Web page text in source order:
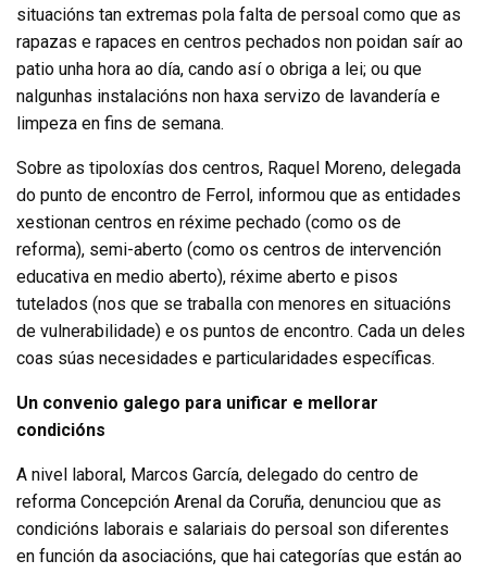
situacións tan extremas pola falta de persoal como que as
rapazas e rapaces en centros pechados non poidan saír ao
patio unha hora ao día, cando así o obriga a lei; ou que
nalgunhas instalacións non haxa servizo de lavandería e
limpeza en fins de semana.
Sobre as tipoloxías dos centros, Raquel Moreno, delegada
do punto de encontro de Ferrol, informou que as entidades
xestionan centros en réxime pechado (como os de
reforma), semi-aberto (como os centros de intervención
educativa en medio aberto), réxime aberto e pisos
tutelados (nos que se traballa con menores en situacións
de vulnerabilidade) e os puntos de encontro. Cada un deles
coas súas necesidades e particularidades específicas.
Un convenio galego para unificar e mellorar
condicións
A nivel laboral, Marcos García, delegado do centro de
reforma Concepción Arenal da Coruña, denunciou que as
condicións laborais e salariais do persoal son diferentes
en función da asociacións, que hai categorías que están ao